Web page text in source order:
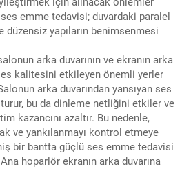
ses emme tedavisi; duvardaki paralel
düzensiz yapıların benimsenmesi
arka duvarının ve ekranın arka
kalitesini etkileyen önemli yerler
arka duvarından yansıyan ses
bu da dinleme netliğini etkiler ve
kazancını azaltır. Bu nedenle,
ve yankılanmayı kontrol etmeye
bir bantta güçlü ses emme tedavisi
hoparlör ekranın arka duvarına